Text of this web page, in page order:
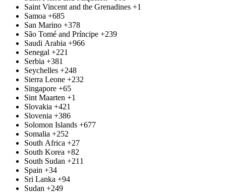
Saint Vincent and the Grenadines +1
Samoa +685
San Marino +378
São Tomé and Príncipe +239
Saudi Arabia +966
Senegal +221
Serbia +381
Seychelles +248
Sierra Leone +232
Singapore +65
Sint Maarten +1
Slovakia +421
Slovenia +386
Solomon Islands +677
Somalia +252
South Africa +27
South Korea +82
South Sudan +211
Spain +34
Sri Lanka +94
Sudan +249